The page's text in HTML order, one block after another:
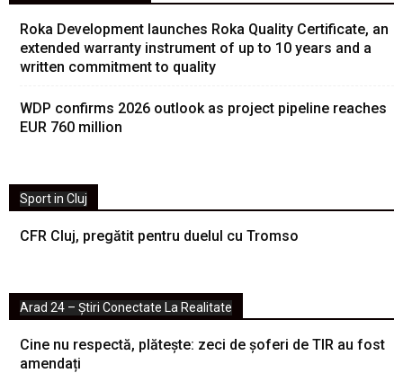
Roka Development launches Roka Quality Certificate, an
extended warranty instrument of up to 10 years and a
written commitment to quality
WDP confirms 2026 outlook as project pipeline reaches
EUR 760 million
Sport in Cluj
CFR Cluj, pregătit pentru duelul cu Tromso
Arad 24 – Știri Conectate La Realitate
Cine nu respectă, plătește: zeci de șoferi de TIR au fost
amendați